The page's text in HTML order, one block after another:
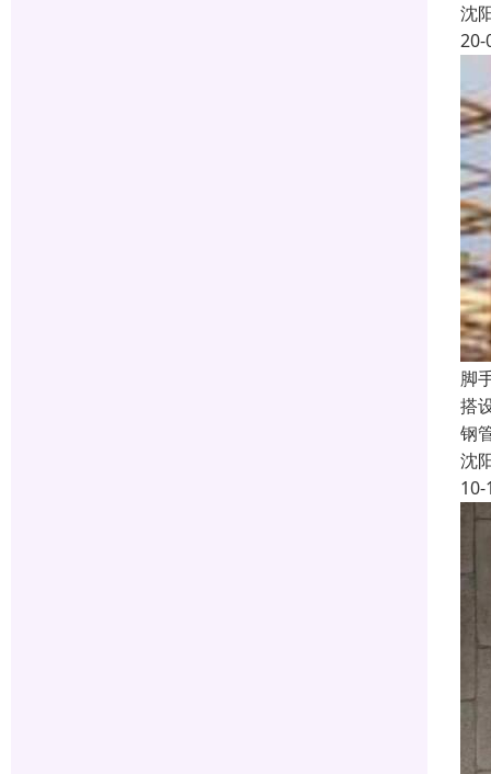
沈
20-
脚
搭
钢
沈
10-